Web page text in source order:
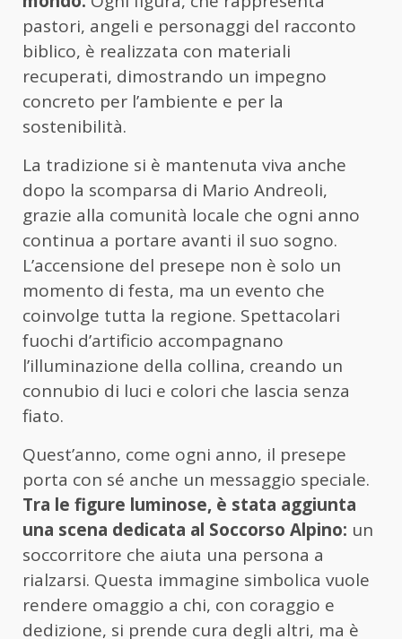
pastori, angeli e personaggi del racconto
biblico, è realizzata con materiali
recuperati, dimostrando un impegno
concreto per l’ambiente e per la
sostenibilità.
La tradizione si è mantenuta viva anche
dopo la scomparsa di Mario Andreoli,
grazie alla comunità locale che ogni anno
continua a portare avanti il suo sogno.
L’accensione del presepe non è solo un
momento di festa, ma un evento che
coinvolge tutta la regione. Spettacolari
fuochi d’artificio accompagnano
l’illuminazione della collina, creando un
connubio di luci e colori che lascia senza
fiato.
Quest’anno, come ogni anno, il presepe
porta con sé anche un messaggio speciale.
Tra le figure luminose, è stata aggiunta
una scena dedicata al Soccorso Alpino: un
soccorritore che aiuta una persona a
rialzarsi. Questa immagine simbolica vuole
rendere omaggio a chi, con coraggio e
dedizione, si prende cura degli altri, ma è